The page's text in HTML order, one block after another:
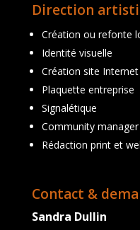
Direction
Création ou refonte
Identité visuelle
Création site
Plaquette entreprise
Signalétique
Community manager
Rédaction print et
Contact &
Sandra Dullin